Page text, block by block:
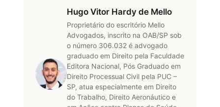
Hugo Vitor Hardy de Mello
Proprietário do escritório Mello
Advogados, inscrito na OAB/SP sob
o número 306.032 é advogado
graduado em Direito pela Faculdade
Editora Nacional, Pós Graduado em
Direito Processual Civil pela PUC –
SP, atua especialmente em Direito
do Trabalho, Direito Aeronáutico e